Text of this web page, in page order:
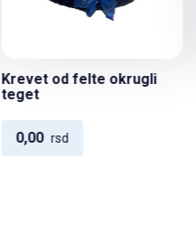
Krevet od felte okrugli
teget
0,00 rsd